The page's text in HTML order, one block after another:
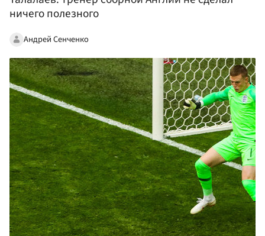
ничего полезного
Андрей Сенченко